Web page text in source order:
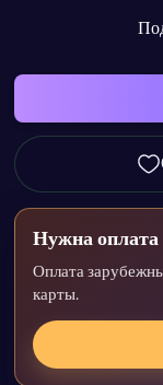
Нужна оплата
Оплата
карты.